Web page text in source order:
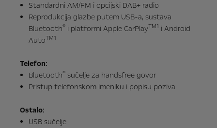
Standardni AM/FM i opcijski DAB+ radio
Reprodukcija glazbe putem USB-a, sustava
Bluetooth®i platformi Apple CarPlayTM1 i Android
AutoTM1
Telefon:
Bluetooth®sučelje za handsfree govor
Pristup telefonskom imeniku i popisu poziva
Ostalo:
USB sučelje